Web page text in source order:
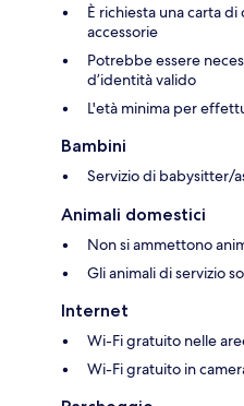
È richiesta una carta
accessorie
Potrebbe essere
d’identità valido
L'età minima per
Bambini
Servizio di babysitter/
Animali domestici
Non si ammettono
Gli animali di servizio
Internet
Wi-Fi gratuito nelle
Wi-Fi gratuito in